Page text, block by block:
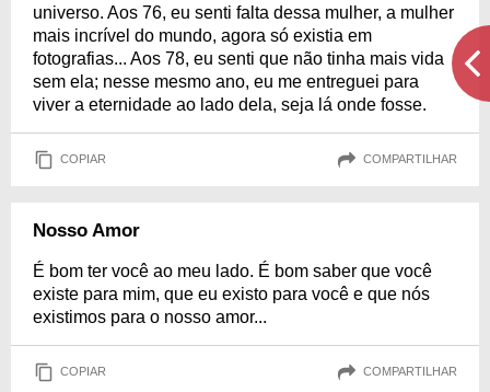
universo. Aos 76, eu senti falta dessa mulher, a mulher
mais incrível do mundo, agora só existia em
fotografias... Aos 78, eu senti que não tinha mais vida
sem ela; nesse mesmo ano, eu me entreguei para
viver a eternidade ao lado dela, seja lá onde fosse.
COPIAR COMPARTILHAR
Nosso Amor
É bom ter você ao meu lado. É bom saber que você
existe para mim, que eu existo para você e que nós
existimos para o nosso amor...
COPIAR COMPARTILHAR